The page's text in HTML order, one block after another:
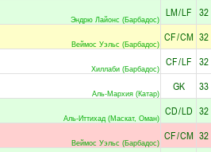
Эндрю Лайонс (Барбадос)
LM/LF 32
Веймос Уэльс (Барбадос)
CF/CM 32
Хиллаби (Барбадос)
CF/LF 32
Аль-Мархия (Катар)
GK 33
Аль-Иттихад (Маскат, Оман)
CD/LD 32
Веймос Уэльс (Барбадос)
CF/CM 32